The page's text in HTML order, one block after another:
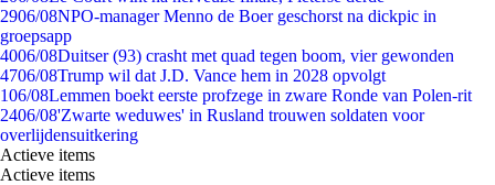
2906/08NPO-manager Menno de Boer geschorst na dickpic in
groepsapp
4006/08Duitser (93) crasht met quad tegen boom, vier gewonden
4706/08Trump wil dat J.D. Vance hem in 2028 opvolgt
106/08Lemmen boekt eerste profzege in zware Ronde van Polen-rit
2406/08'Zwarte weduwes' in Rusland trouwen soldaten voor
overlijdensuitkering
Actieve items
Actieve items